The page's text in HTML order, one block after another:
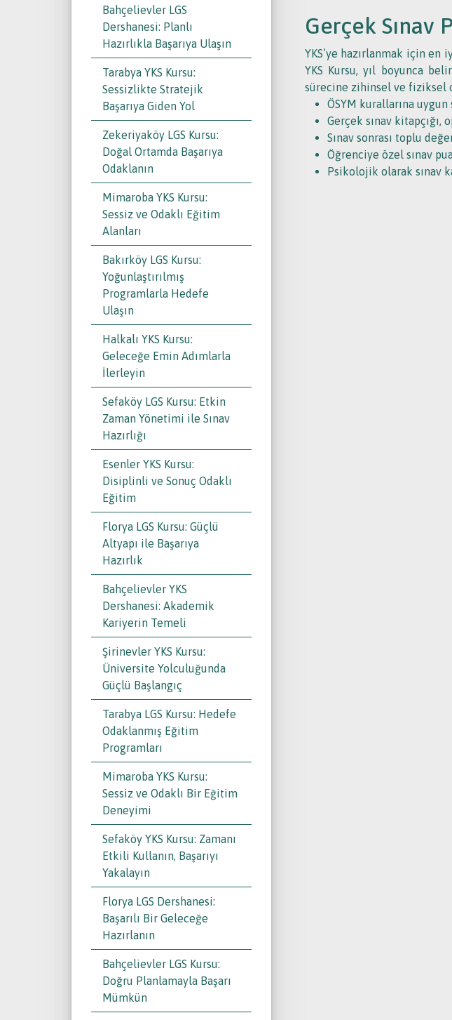
Bahçelievler LGS
Dershanesi: Planlı
Hazırlıkla Başarıya Ulaşın
Tarabya YKS Kursu:
Sessizlikte Stratejik
Başarıya Giden Yol
Zekeriyaköy LGS Kursu:
Doğal Ortamda Başarıya
Odaklanın
Mimaroba YKS Kursu:
Sessiz ve Odaklı Eğitim
Alanları
Bakırköy LGS Kursu:
Yoğunlaştırılmış
Programlarla Hedefe
Ulaşın
Halkalı YKS Kursu:
Geleceğe Emin Adımlarla
İlerleyin
Sefaköy LGS Kursu: Etkin
Zaman Yönetimi ile Sınav
Hazırlığı
Esenler YKS Kursu:
Disiplinli ve Sonuç Odaklı
Eğitim
Florya LGS Kursu: Güçlü
Altyapı ile Başarıya
Hazırlık
Bahçelievler YKS
Dershanesi: Akademik
Kariyerin Temeli
Şirinevler YKS Kursu:
Üniversite Yolculuğunda
Güçlü Başlangıç
Tarabya LGS Kursu: Hedefe
Odaklanmış Eğitim
Programları
Mimaroba YKS Kursu:
Sessiz ve Odaklı Bir Eğitim
Deneyimi
Sefaköy YKS Kursu: Zamanı
Etkili Kullanın, Başarıyı
Yakalayın
Florya LGS Dershanesi:
Başarılı Bir Geleceğe
Hazırlanın
Bahçelievler LGS Kursu:
Doğru Planlamayla Başarı
Mümkün
Gerçek Sınav
YKS’ye hazırlanmak için en
YKS Kursu, yıl boyunca
sürecine zihinsel ve fiziksel
ÖSYM kurallarına
Gerçek sınav
Sınav sonrası toplu
Öğrenciye özel sınav
Psikolojik olarak sınav